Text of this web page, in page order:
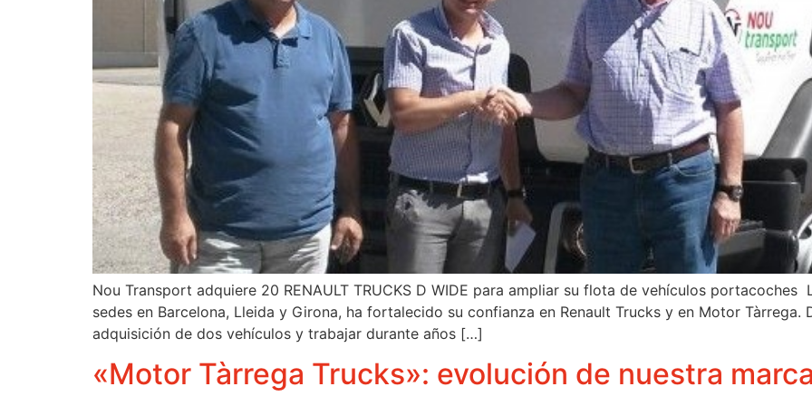
Nou Transport adquiere 20 RENAULT TRUCKS D WIDE para ampliar su flota de vehículos
sedes en Barcelona, Lleida y Girona, ha fortalecido su confianza en Renault Trucks y en Motor Tàrrega.
adquisición de dos vehículos y trabajar durante años […]
«Motor Tàrrega Trucks»: evolución de nuestra